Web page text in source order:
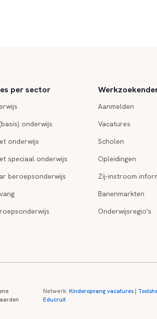
per sector
onderwijs
onderwijs
speciaal onderwijs
beroepsonderwijs
Aanmelden
Vacatures
Scholen
Opleidingen
Zij-instroom
Banenmarkten
Onderwijsregio's
Netwerk: Kinderopvang vacatures|
Educruit